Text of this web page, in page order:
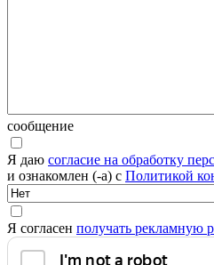
сообщение
Я даю согласие на обработку
и ознакомлен (-а) с Политикой
Я согласен получать рекламную